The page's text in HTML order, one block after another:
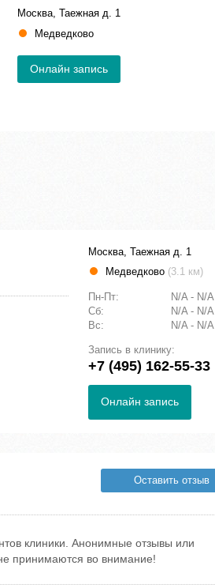
Москва, Таежная д. 1
Медведково
Онлайн запись
Москва, Таежная д. 1
Медведково (3.1 км)
Пн-Пт:
N/A - N/A
Сб:
N/A - N/A
Вс:
N/A - N/A
Запись в клинику:
+7 (495) 162-55-33
Онлайн запись
Оставить отзыв
клиники. Анонимные отзывы или
принимаются во внимание!